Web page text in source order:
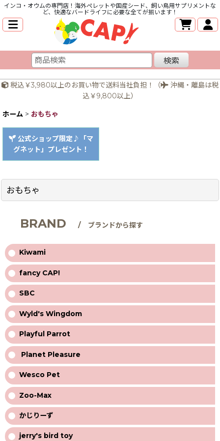
インコ・オウムの専門店！海外ペレットや国産シード、飼い鳥用サプリメントな
ど、快適なバードライフに必要な全てが揃います！
検索
税込￥3,980以上のお買い物で送料当社負担！（
沖縄・離島は税
込￥9,800以上）
ホーム > おもちゃ
公式ショップ限定♪「マ
グネット」プレゼント！
おもちゃ
BRAND / ブランドから探す
Kiwami
fancy CAP!
SBC
Wyld's Wingdom
Playful Parrot
Planet Pleasure
Wesco Pet
Zoo-Max
かじりーず
jerry's bird toy